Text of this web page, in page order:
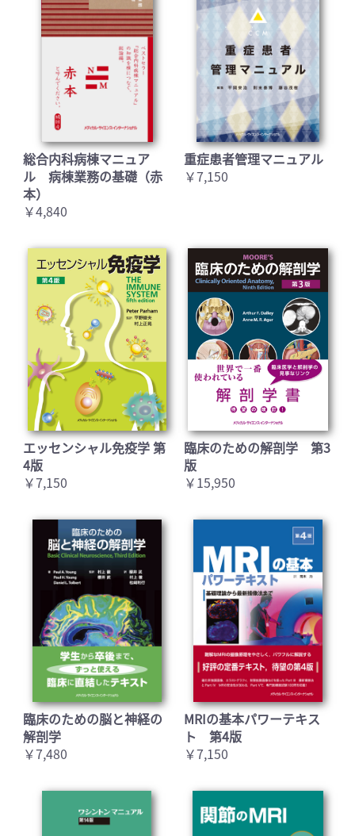
総合内科病棟マニュア
ル 病棟業務の基礎（赤
本）
￥4,840
重症患者管理マニュアル
￥7,150
エッセンシャル免疫学 第
4版
￥7,150
臨床のための解剖学 第3
版
￥15,950
臨床のための脳と神経の
解剖学
￥7,480
MRIの基本パワーテキス
ト 第4版
￥7,150